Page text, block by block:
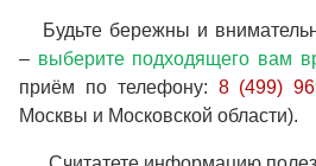
Будьте бережны и
– выберите подходящего вам
приём по телефону: 8 (499)
Москвы и Московской области).